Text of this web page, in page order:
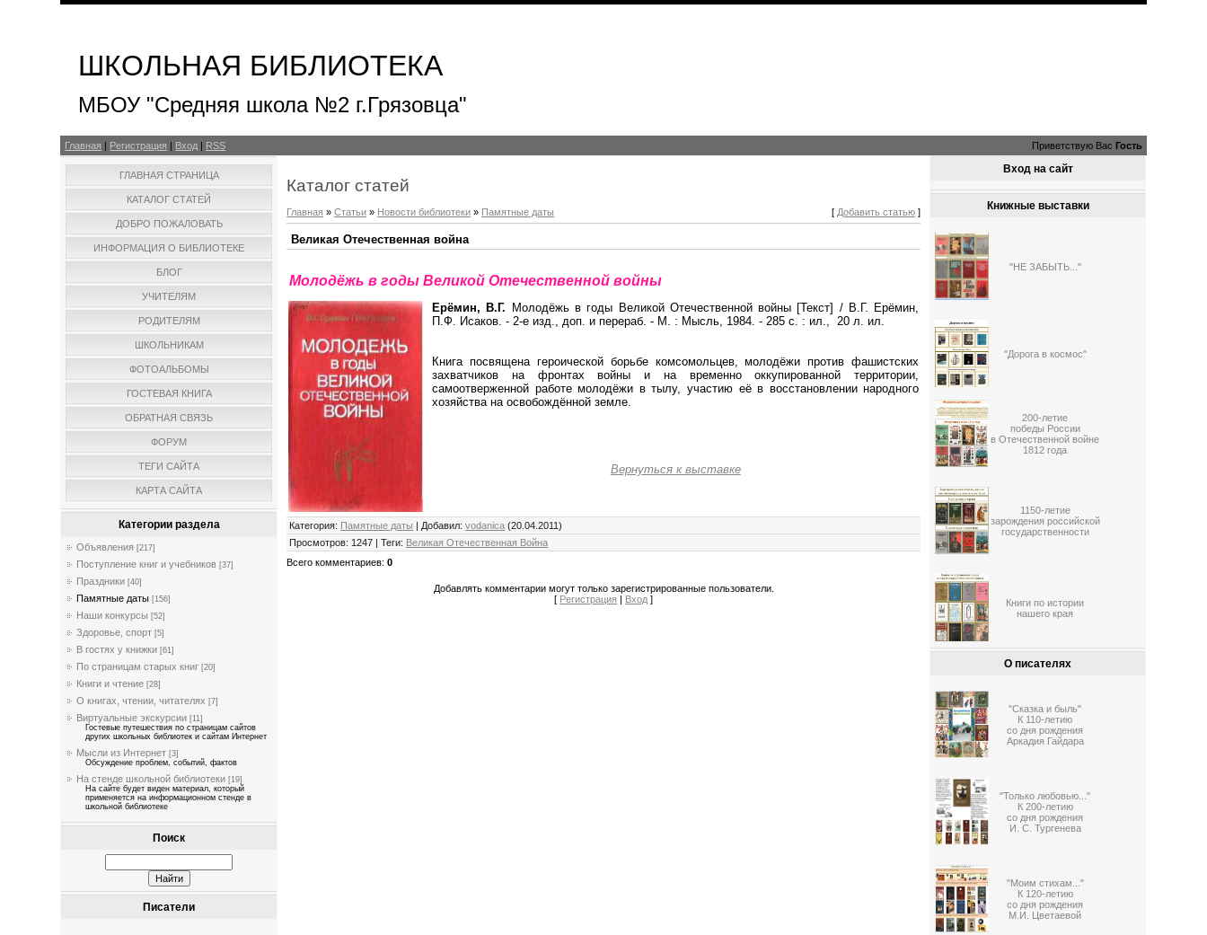
ШКОЛЬНАЯ БИБЛИОТЕКА
МБОУ "Средняя школа №2 г.Грязовца"
Главная Регистрация Вход RSS Приветствую Вас Гость
ГЛАВНАЯ СТРАНИЦА
КАТАЛОГ СТАТЕЙ
ДОБРО ПОЖАЛОВАТЬ
ИНФОРМАЦИЯ О БИБЛИОТЕКЕ
БЛОГ
УЧИТЕЛЯМ
РОДИТЕЛЯМ
ШКОЛЬНИКАМ
ФОТОАЛЬБОМЫ
ГОСТЕВАЯ КНИГА
ОБРАТНАЯ СВЯЗЬ
ФОРУМ
ТЕГИ САЙТА
КАРТА САЙТА
Категории раздела
Объявления [217]
Поступление книг и учебников [37]
Праздники [40]
Памятные даты [156]
Наши конкурсы [52]
Здоровье, спорт [5]
В гостях у книжки [61]
По страницам старых книг [20]
Книги и чтение [28]
О книгах, чтении, читателях [7]
Виртуальные экскурсии [11]
Гостевые путешествия по страницам сайтов
других школьных библиотек и сайтам Интернет
Мысли из Интернет [3]
Обсуждение проблем, событий, фактов
На стенде школьной библиотеки [19]
На сайте будет виден материал, который
применяется на информационном стенде в
школьной библиотеке
Поиск
Писатели
Каталог статей
Главная »Статьи » Новости библиотеки » Памятные даты [ Добавить статью ]
Великая Отечественная война
Молодёжь в годы Великой Отечественной войны
Ерёмин, В.Г. Молодёжь в годы Великой Отечественной войны [Текст] / В.Г. Ерёмин,
П.Ф. Исаков. - 2-е изд., доп. и перераб. - М. : Мысль, 1984. - 285 с. : ил., 20 л. ил.
Книга посвящена героической борьбе комсомольцев, молодёжи против фашистских
захватчиков на фронтах войны и на временно оккупированной территории,
самоотверженной работе молодёжи в тылу, участию её в восстановлении народного
хозяйства на освобождённой земле.
Вернуться к выставке
Категория: Памятные даты | Добавил: vodanica (20.04.2011)
Просмотров: 1247 |Теги: Великая Отечественная Война
Всего комментариев:0
Добавлять комментарии могут только зарегистрированные пользователи.
[ Регистрация | Вход ]
Вход на сайт
Книжные выставки
"НЕ ЗАБЫТЬ..."
"Дорога в космос"
200-летие
победы России
в Отечественной войне
1812 года
1150-летие
зарождения российской
государственности
Книги по истории
нашего края
О писателях
"Сказка и быль"
К 110-летию
со дня рождения
Аркадия Гайдара
"Только любовью..."
К 200-летию
со дня рождения
И. С. Тургенева
"Моим стихам..."
К 120-летию
со дня рождения
М.И. Цветаевой